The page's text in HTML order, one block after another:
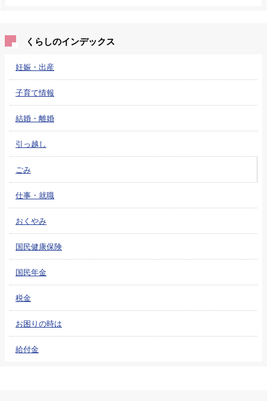
くらしのインデックス
妊娠・出産
子育て情報
結婚・離婚
引っ越し
ごみ
仕事・就職
おくやみ
国民健康保険
国民年金
税金
お困りの時は
給付金